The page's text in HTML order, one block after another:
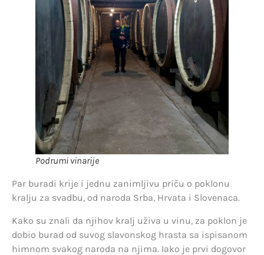
Podrumi vinarije
Par buradi krije i jednu zanimljivu priču o poklonu
kralju za svadbu, od naroda Srba, Hrvata i Slovenaca.
Kako su znali da njihov kralj uživa u vinu, za poklon je
dobio burad od suvog slavonskog hrasta sa ispisanom
himnom svakog naroda na njima. Iako je prvi dogovor